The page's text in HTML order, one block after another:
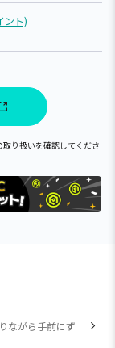
ント)
り扱いを確認してくださ
ながら手前にず